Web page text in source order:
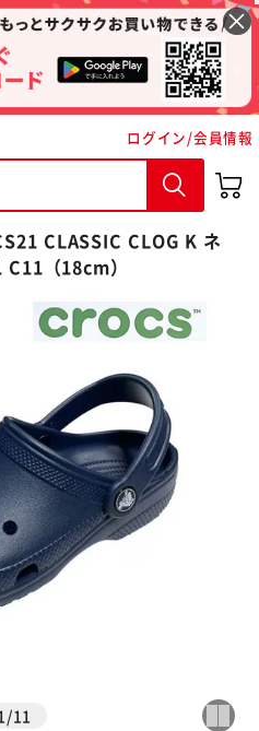
ログイン/会員情報
CLASSIC CLOG K ネ
（18cm）
/11
購入手続きへ